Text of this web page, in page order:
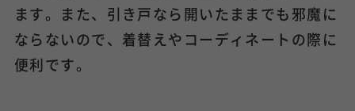
ます。また、引き戸なら開いたままでも邪魔に
ならないので、着替えやコーディネートの際に
便利です。